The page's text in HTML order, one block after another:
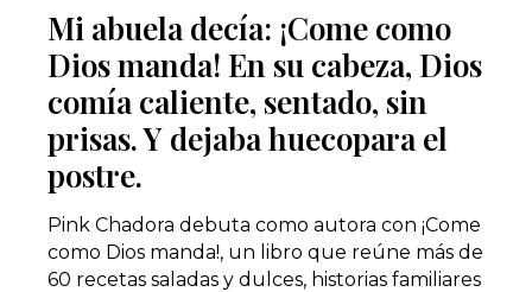
Mi abuela decía: ¡Come como
Dios manda! En su cabeza, Dios
comía caliente, sentado, sin
prisas. Y dejaba huecopara el
postre.
Pink Chadora debuta como autora con ¡Come
como Dios manda!, un libro que reúne más de
60 recetas saladas y dulces, historias familiares